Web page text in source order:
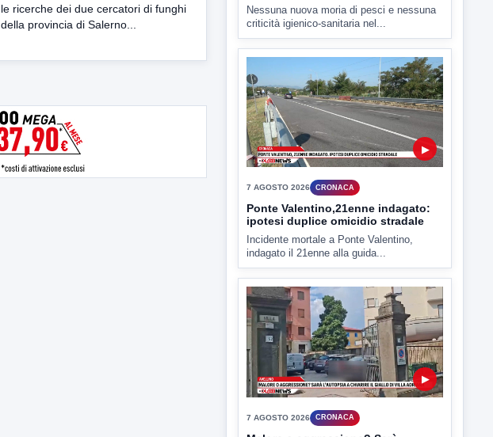
le ricerche dei due cercatori di funghi
della provincia di Salerno...
7 AGOSTO 2026 ATTUALITÀ
Miasmi e Calore, l'ASL parla
attraverso il Comune
Nessuna nuova moria di pesci e nessuna
criticità igienico-sanitaria nel...
7 AGOSTO 2026 CRONACA
Ponte Valentino,21enne indagato:
ipotesi duplice omicidio stradale
Incidente mortale a Ponte Valentino,
indagato il 21enne alla guida...